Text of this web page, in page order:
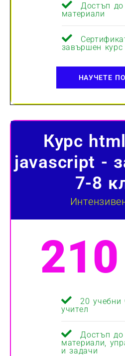
Достъп до
материали
завършен курс
НАУЧЕТЕ
Курс
javascript -
7-8
20 учебни
учител
Достъп до
материали,
и задачи